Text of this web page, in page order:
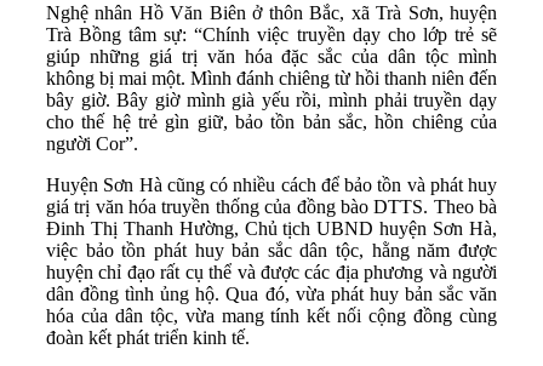
Nghệ nhân Hồ Văn Biên ở thôn Bắc, xã Trà Sơn, huyện
Trà Bồng tâm sự: “Chính việc truyền dạy cho lớp trẻ sẽ
giúp những giá trị văn hóa đặc sắc của dân tộc mình
không bị mai một. Mình đánh chiêng từ hồi thanh niên đến
bây giờ. Bây giờ mình già yếu rồi, mình phải truyền dạy
cho thế hệ trẻ gìn giữ, bảo tồn bản sắc, hồn chiêng của
người Cor”.
Huyện Sơn Hà cũng có nhiều cách để bảo tồn và phát huy
giá trị văn hóa truyền thống của đồng bào DTTS. Theo bà
Đinh Thị Thanh Hường, Chủ tịch UBND huyện Sơn Hà,
việc bảo tồn phát huy bản sắc dân tộc, hằng năm được
huyện chỉ đạo rất cụ thể và được các địa phương và người
dân đồng tình ủng hộ. Qua đó, vừa phát huy bản sắc văn
hóa của dân tộc, vừa mang tính kết nối cộng đồng cùng
đoàn kết phát triển kinh tế.